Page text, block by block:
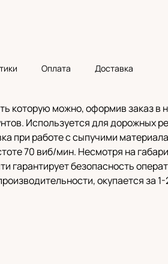
Оплата Доставка
которую можно, оформив заказ
Используется для дорожных
при работе с сыпучими
70 виб/мин. Несмотря на
гарантирует безопасность
окупается за